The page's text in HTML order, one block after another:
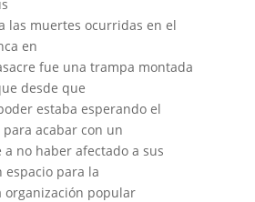
las muertes ocurridas en el
en
fue una trampa montada
desde que
estaba esperando el
acabar con un
a no haber afectado a sus
espacio para la
organización popular